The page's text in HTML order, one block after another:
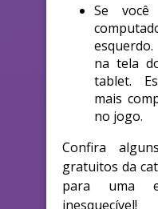
Se
na tela
tablet.
mais
no jogo.
Confira
gratuitos da
para uma
inesquecível!